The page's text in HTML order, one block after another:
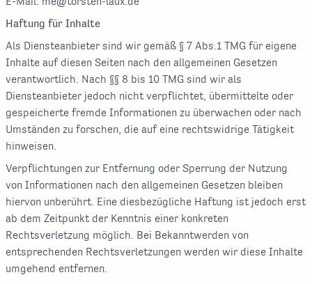
Haftung für Inhalte
Als Diensteanbieter sind wir gemäß § 7 Abs.1 TMG für eigene
Inhalte auf diesen Seiten nach den allgemeinen Gesetzen
verantwortlich. Nach §§ 8 bis 10 TMG sind wir als
Diensteanbieter jedoch nicht verpflichtet, übermittelte oder
gespeicherte fremde Informationen zu überwachen oder nach
Umständen zu forschen, die auf eine rechtswidrige Tätigkeit
hinweisen.
Verpflichtungen zur Entfernung oder Sperrung der Nutzung
von Informationen nach den allgemeinen Gesetzen bleiben
hiervon unberührt. Eine diesbezügliche Haftung ist jedoch erst
ab dem Zeitpunkt der Kenntnis einer konkreten
Rechtsverletzung möglich. Bei Bekanntwerden von
entsprechenden Rechtsverletzungen werden wir diese Inhalte
umgehend entfernen.